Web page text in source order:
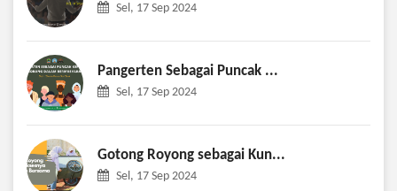
Sel, 17 Sep 2024
Pangerten Sebagai Puncak ...
Sel, 17 Sep 2024
Gotong Royong sebagai Kun...
Sel, 17 Sep 2024